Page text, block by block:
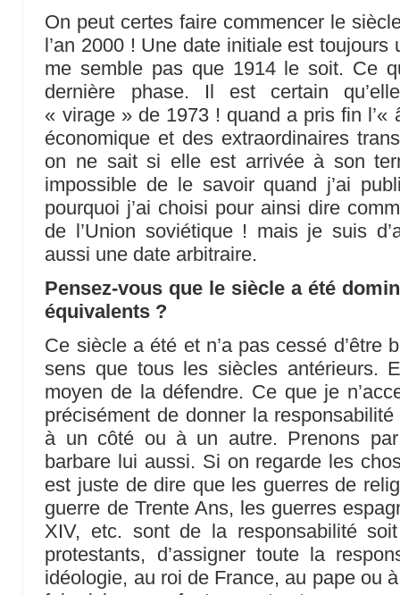
On peut certes faire commencer le
l’an 2000 ! Une date initiale est
me semble pas que 1914 le soit. Ce
dernière phase. Il est certain
« virage » de 1973 ! quand a pris fin l’«
économique et des extraordinaires
on ne sait si elle est arrivée à son
impossible de le savoir quand j’ai
pourquoi j’ai choisi pour ainsi dire
de l’Union soviétique ! mais je suis
aussi une date arbitraire.
Pensez-vous que le siècle a été
équivalents ?
Ce siècle a été et n’a pas cessé d’être
sens que tous les siècles antérieurs.
moyen de la défendre. Ce que je
précisément de donner la
à un côté ou à un autre. Prenons
barbare lui aussi. Si on regarde les
est juste de dire que les guerres de
guerre de Trente Ans, les guerres
XIV, etc. sont de la responsabilité
protestants, d’assigner toute la
idéologie, au roi de France, au pape ou